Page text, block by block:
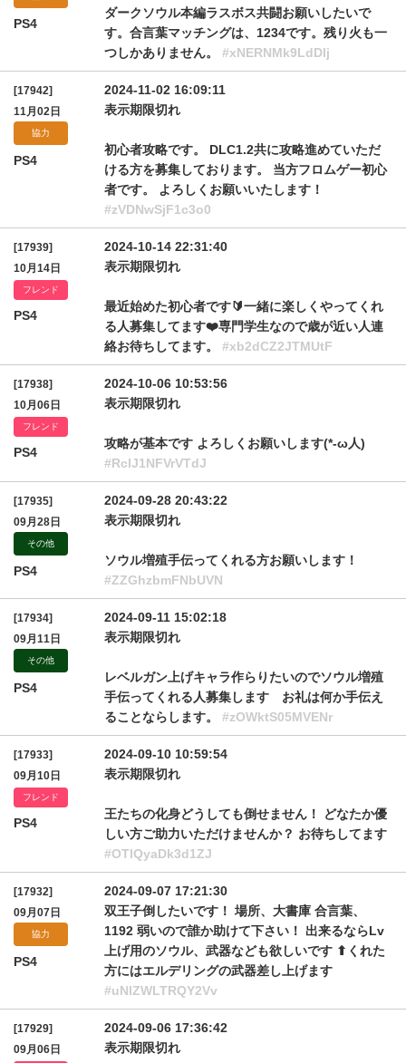
PS4
ダークソウル本編ラスボス共闘お願いしたいで
す。合言葉マッチングは、1234です。残り火も一
つしかありません。 #xNERNMk9LdDlj
[17942]
11月02日
協力
PS4
2024-11-02 16:09:11
表示期限切れ
初心者攻略です。 DLC1.2共に攻略進めていただ
ける方を募集しております。 当方フロムゲー初心
者です。 よろしくお願いいたします！
#zVDNwSjF1c3o0
[17939]
10月14日
フレンド
PS4
2024-10-14 22:31:40
表示期限切れ
最近始めた初心者です🔰一緒に楽しくやってくれ
る人募集してます❤️専門学生なので歳が近い人連
絡お待ちしてます。 #xb2dCZ2JTMUtF
[17938]
10月06日
フレンド
PS4
2024-10-06 10:53:56
表示期限切れ
攻略が基本です よろしくお願いします(*-ω人)
#RclJ1NFVrVTdJ
[17935]
09月28日
その他
PS4
2024-09-28 20:43:22
表示期限切れ
ソウル増殖手伝ってくれる方お願いします！
#ZZGhzbmFNbUVN
[17934]
09月11日
その他
PS4
2024-09-11 15:02:18
表示期限切れ
レベルガン上げキャラ作らりたいのでソウル増殖
手伝ってくれる人募集します お礼は何か手伝え
ることならします。 #zOWktS05MVENr
[17933]
09月10日
フレンド
PS4
2024-09-10 10:59:54
表示期限切れ
王たちの化身どうしても倒せません！ どなたか優
しい方ご助力いただけませんか？ お待ちしてます
#OTlQyaDk3d1ZJ
[17932]
09月07日
協力
PS4
2024-09-07 17:21:30
双王子倒したいです！ 場所、大書庫 合言葉、
1192 弱いので誰か助けて下さい！ 出来るならLv
上げ用のソウル、武器なども欲しいです ⬆くれた
方にはエルデリングの武器差し上げます
#uNlZWLTRQY2Vv
[17929]
09月06日
2024-09-06 17:36:42
表示期限切れ